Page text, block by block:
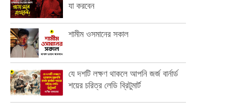
যা করবেন
শামীম ওসমানের সকাল
যে দশটি লক্ষণ থাকলে আপনি জর্জ বার্নার্ড
শয়ের চরিত্র লেডি ব্রিটুমার্ট